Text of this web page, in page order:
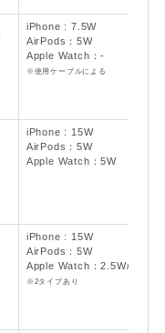
iPhone : 7.5W
AirPods：5W
Apple Watch：-
※使用ケーブルによる
iPhone : 15W
AirPods：5W
Apple Watch：5W
iPhone : 15W
AirPods：5W
Apple Watch：2.5W/5W
※2タイプあり